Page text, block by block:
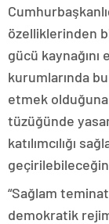
özelliklerinden
gücü
kurumlarında
etmek
tüzüğünde
katılımcılığı
“Sağlam
demokratik